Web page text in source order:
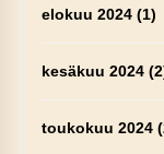
elokuu 2024(1)
kesäkuu 2024
toukokuu 2024